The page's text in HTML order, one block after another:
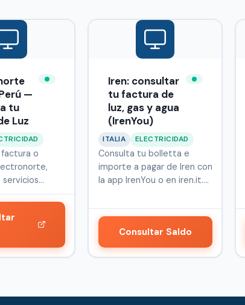
—
tu
Luz
o
Iren: consultar
tu factura de
luz, gas y agua
(IrenYou)
ITALIA ELECTRICIDAD
Consulta tu bolletta e
importe a pagar de Iren con
la app IrenYou o en iren.it.…
Consultar Saldo